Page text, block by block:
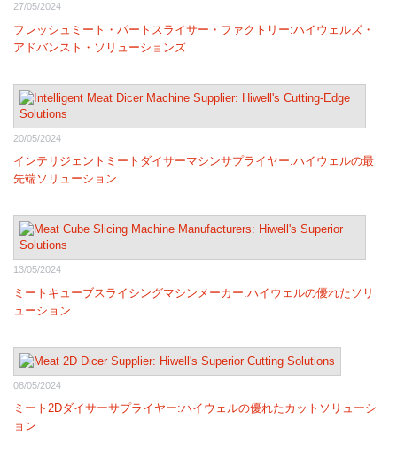
27/05/2024
フレッシュミート・パートスライサー・ファクトリー:ハイウェルズ・
アドバンスト・ソリューションズ
20/05/2024
インテリジェントミートダイサーマシンサプライヤー:ハイウェルの最
先端ソリューション
13/05/2024
ミートキューブスライシングマシンメーカー:ハイウェルの優れたソリ
ューション
08/05/2024
ミート2Dダイサーサプライヤー:ハイウェルの優れたカットソリューシ
ョン